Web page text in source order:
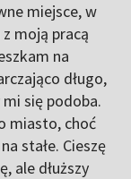
miejsce, w
moją pracą
na
długo,
się podoba.
miasto, choć
stałe. Cieszę
ale dłuższy